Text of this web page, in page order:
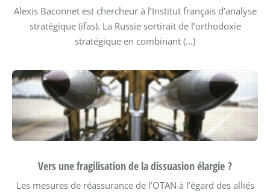
Alexis Baconnet est chercheur à l’Institut français d’analyse
stratégique (ifas). La Russie sortirait de l’orthodoxie
stratégique en combinant (…)
Vers une fragilisation de la dissuasion élargie ?
Les mesures de réassurance de l’OTAN à l’égard des alliés